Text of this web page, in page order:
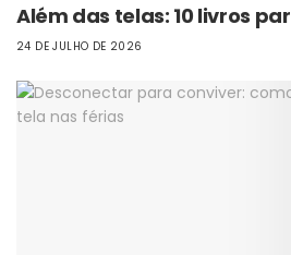
Além das telas: 10 livros
24 DE JULHO DE 2026